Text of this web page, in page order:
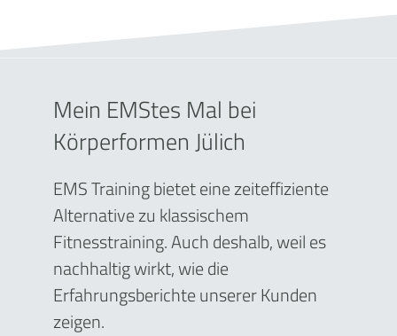
Mein EMStes Mal bei
Körperformen Jülich
EMS Training bietet eine zeiteffiziente
Alternative zu klassischem
Fitnesstraining. Auch deshalb, weil es
nachhaltig wirkt, wie die
Erfahrungsberichte unserer Kunden
zeigen.